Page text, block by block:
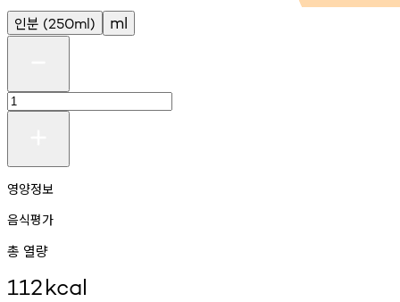
인분 (250ml) ml
영양정보
음식평가
총 열량
112kcal